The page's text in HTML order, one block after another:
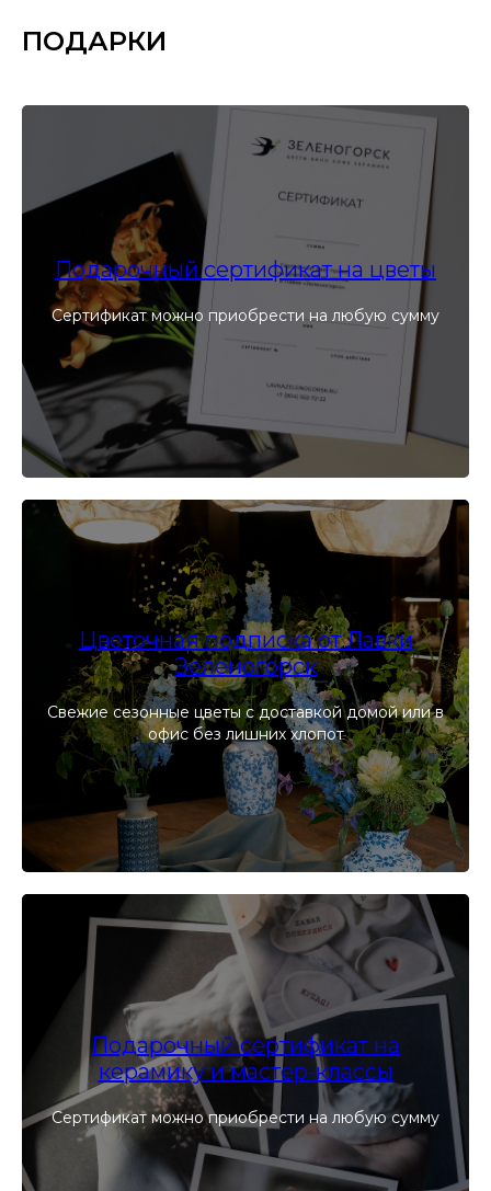
ПОДАРКИ
Подарочный сертификат на цветы
Сертификат можно приобрести на любую сумму
Цветочная подписка от Лавки
Зеленогорск
Свежие сезонные цветы с доставкой домой или в
офис без лишних хлопот
Подарочный сертификат на
керамику и мастер-классы
Сертификат можно приобрести на любую сумму